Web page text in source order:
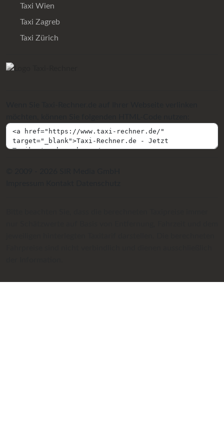
Taxi Wien
Taxi Zagreb
Taxi Zürich